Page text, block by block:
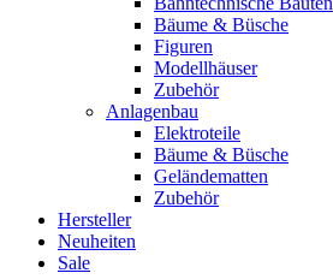
Bäume & Büsche
Figuren
Modellhäuser
Zubehör
Anlagenbau
Elektroteile
Bäume & Büsche
Geländematten
Zubehör
Hersteller
Neuheiten
Sale